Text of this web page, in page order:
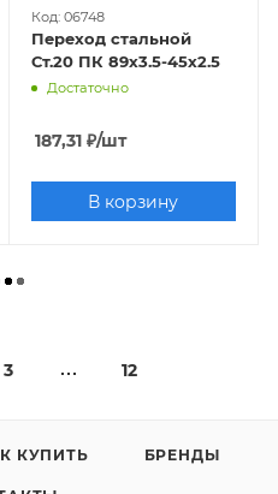
Код: 06748
Переход стальной
Ст.20 ПК 89х3.5-45х2.5
Достаточно
187,31₽/шт
В корзину
3 12
КУПИТЬ БРЕНДЫ